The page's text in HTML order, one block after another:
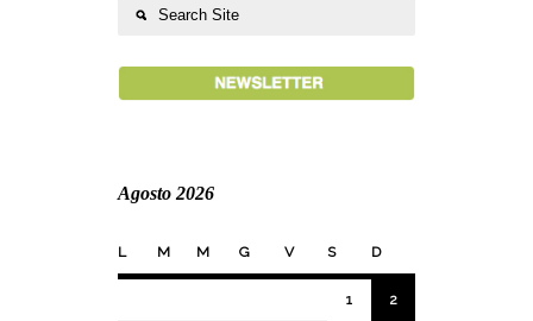
Agosto 2026
L M M G V S D
1 2